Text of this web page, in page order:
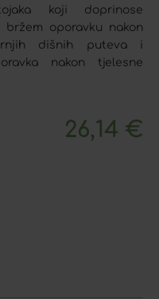
koji doprinose
bržem oporavku nakon
dišnih puteva i
nakon tjelesne
26,14 €